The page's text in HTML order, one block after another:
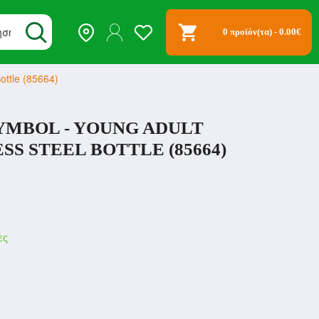
0 προϊόν(τα) - 0.00€
(85664)
- YOUNG ADULT
STEEL BOTTLE (85664)